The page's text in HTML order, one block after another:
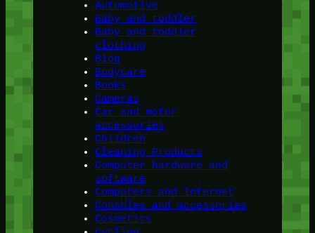
Automotive
Baby and toddler
Baby and toddler
clothing
Blog
Bodycare
Books
Cameras
Car and motor
accessories
Children
Cleaning Products
Computer hardware and
software
Computers and Internet
Consoles and accessories
Cosmetics